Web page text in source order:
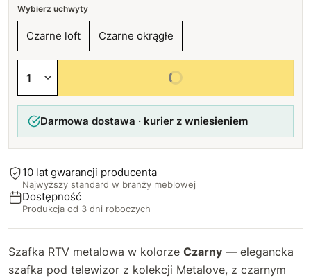
Wybierz uchwyty
Czarne loft Czarne okrągłe
Wybierz wszystkie opcje
Darmowa dostawa · kurier z wniesieniem
10 lat gwarancji producenta
Najwyższy standard w branży meblowej
Dostępność
Produkcja od 3 dni roboczych
Szafka RTV metalowa w kolorze Czarny — elegancka
szafka pod telewizor z kolekcji Metalove, z czarnym